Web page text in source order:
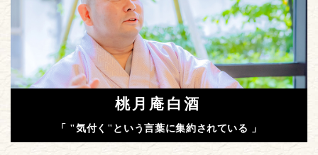
桃月庵白酒
「 "気付く"という言葉に集約されている 」